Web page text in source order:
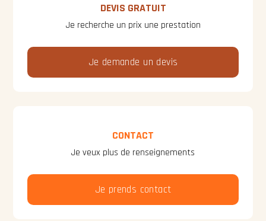
DEVIS GRATUIT
Je recherche un prix une prestation
Je demande un devis
CONTACT
Je veux plus de renseignements
Je prends contact